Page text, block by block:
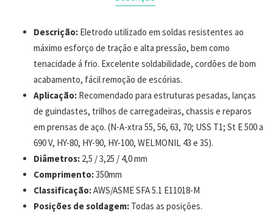
Descrição: Eletrodo utilizado em soldas resistentes ao
máximo esforço de tração e alta pressão, bem como
tenacidade á frio. Excelente soldabilidade, cordões de bom
acabamento, fácil remoção de escórias.
Aplicação: Recomendado para estruturas pesadas, lanças
de guindastes, trilhos de carregadeiras, chassis e reparos
em prensas de aço. (N-A-xtra 55, 56, 63, 70; USS T1; St E 500 a
690 V, HY-80, HY-90, HY-100, WELMONIL 43 e 35).
Diâmetros: 2,5 / 3,25 / 4,0 mm
Comprimento:350mm
Classificação:AWS/ASME SFA 5.1 E11018-M
Posições de soldagem: Todas as posições.